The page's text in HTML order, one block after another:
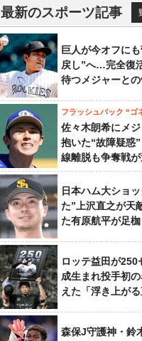
最新のスポーツ記事
巨人が今オフに
戻し”へ…完全復
待つメジャーと
フラッシュバック “ゴ
佐々木朗希にメ
抱いた“故障疑惑
線離脱も争奪戦
日本ハム大ショ
た”上沢直之が天
た有原航平が足
ロッテ益田が250
成生まれ投手初
えた「浮き上が
森保J守護神・鈴